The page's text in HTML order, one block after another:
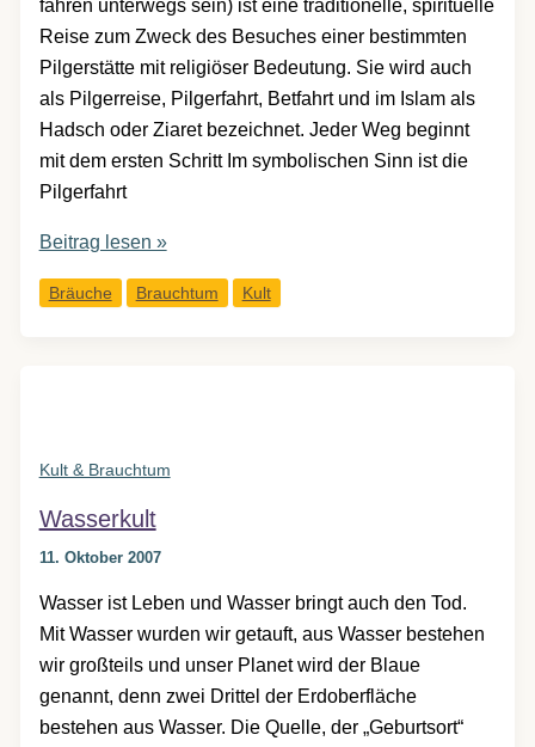
fahren unterwegs sein) ist eine traditionelle, spirituelle
Reise zum Zweck des Besuches einer bestimmten
Pilgerstätte mit religiöser Bedeutung. Sie wird auch
als Pilgerreise, Pilgerfahrt, Betfahrt und im Islam als
Hadsch oder Ziaret bezeichnet. Jeder Weg beginnt
mit dem ersten Schritt Im symbolischen Sinn ist die
Pilgerfahrt
Wallfahrten
Beitrag lesen »
Bräuche Brauchtum Kult
Kult & Brauchtum
Wasserkult
11. Oktober 2007
Wasser ist Leben und Wasser bringt auch den Tod.
Mit Wasser wurden wir getauft, aus Wasser bestehen
wir großteils und unser Planet wird der Blaue
genannt, denn zwei Drittel der Erdoberfläche
bestehen aus Wasser. Die Quelle, der „Geburtsort“